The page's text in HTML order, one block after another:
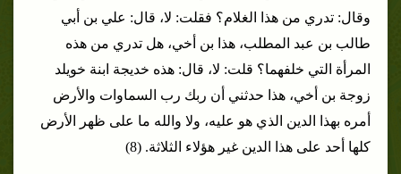
وقال: تدري من هذا الغلام؟ فقلت: لا، قال: علي بن أبي
طالب بن عبد المطلب، هذا بن أخي، هل تدري من هذه
المرأة التي خلفهما؟ قلت: لا، قال: هذه خديجة ابنة خويلد
زوجة بن أخي، هذا حدثني أن ربك رب السماوات والأرض
أمره بهذا الدين الذي هو عليه، ولا والله ما على ظهر الأرض
كلها أحد على هذا الدين غير هؤلاء الثلاثة. (8)